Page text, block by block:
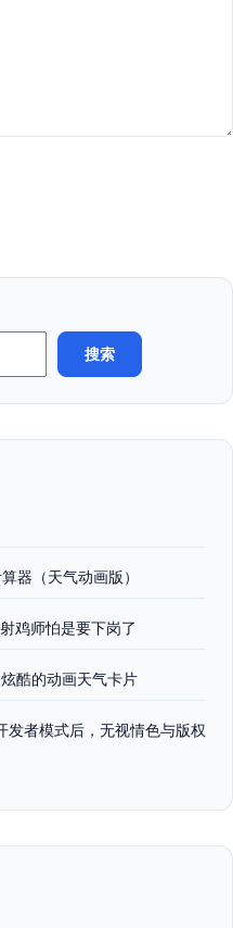
搜索
器（天气动画版）
鸡师怕是要下岗了
酷的动画天气卡片
者模式后，无视情色与版权